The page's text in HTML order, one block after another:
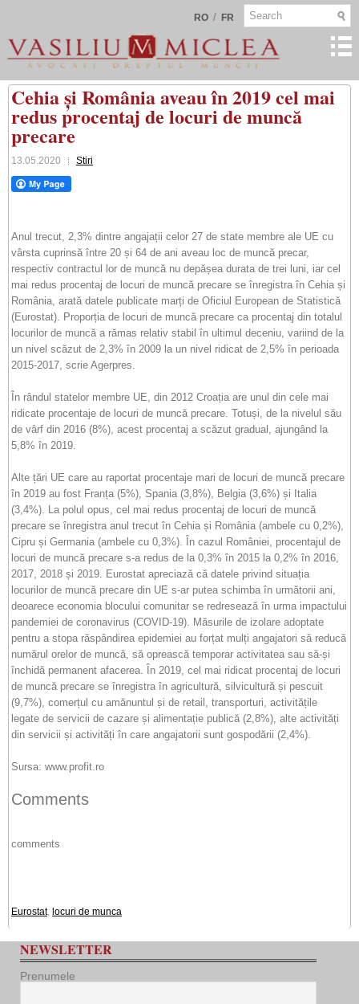
RO / FR
Cehia și România aveau în 2019 cel mai
redus procentaj de locuri de muncă
precare
13.05.2020 Stiri
Anul trecut, 2,3% dintre angajații celor 27 de state membre ale UE cu
vârsta cuprinsă între 20 și 64 de ani aveau loc de muncă precar,
respectiv contractul lor de muncă nu depășea durata de trei luni, iar cel
mai redus procentaj de locuri de muncă precare se înregistra în Cehia și
România, arată datele publicate marți de Oficiul European de Statistică
(Eurostat). Proporția de locuri de muncă precare ca procentaj din totalul
locurilor de muncă a rămas relativ stabil în ultimul deceniu, variind de la
un nivel scăzut de 2,3% în 2009 la un nivel ridicat de 2,5% în perioada
2015-2017, scrie Agerpres.
În rândul statelor membre UE, din 2012 Croația are unul din cele mai
ridicate procentaje de locuri de muncă precare. Totuși, de la nivelul său
de vârf din 2016 (8%), acest procentaj a scăzut gradual, ajungând la
5,8% în 2019.
Alte țări UE care au raportat procentaje mari de locuri de muncă precare
în 2019 au fost Franța (5%), Spania (3,8%), Belgia (3,6%) și Italia
(3,4%). La polul opus, cel mai redus procentaj de locuri de muncă
precare se înregistra anul trecut în Cehia și România (ambele cu 0,2%),
Cipru și Germania (ambele cu 0,3%). În cazul României, procentajul de
locuri de muncă precare s-a redus de la 0,3% în 2015 la 0,2% în 2016,
2017, 2018 și 2019. Eurostat apreciază că datele privind situația
locurilor de muncă precare din UE s-ar putea schimba în următorii ani,
deoarece economia blocului comunitar se redresează în urma impactului
pandemiei de coronavirus (COVID-19). Măsurile de izolare adoptate
pentru a stopa răspândirea epidemiei au forțat mulți angajatori să reducă
numărul orelor de muncă, să oprească temporar activitatea sau să-și
închidă permanent afacerea. În 2019, cel mai ridicat procentaj de locuri
de muncă precare se înregistra în agricultură, silvicultură și pescuit
(9,7%), comerțul cu amănuntul și de retail, transporturi, activitățile
legate de servicii de cazare și alimentație publică (2,8%), alte activități
din servicii și activități în care angajatorii sunt gospodării (2,4%).
Sursa: www.profit.ro
Comments
comments
Eurostat, locuri de munca
NEWSLETTER
Prenumele